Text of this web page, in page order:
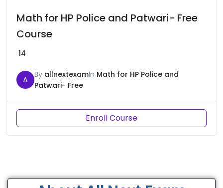
Math for HP Police and Patwari- Free
Course
14
A
By allnextexamIn Math for HP Police and
Patwari- Free
Enroll Course